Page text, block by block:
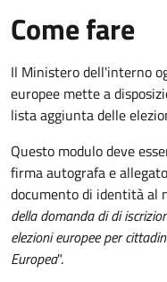
Come fare
Il Ministero dell'interno
europee mette a
lista aggiunta delle
Questo modulo deve
firma autografa e
documento di identità al
della domanda di di
elezioni europee per
Europea".